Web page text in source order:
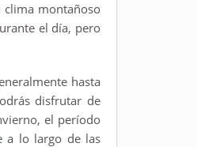
clima montañoso
el día, pero
hasta
disfrutar de
el período
a lo largo de las